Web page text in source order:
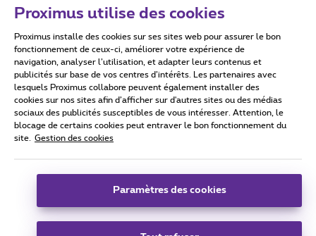
Conditions d'utilisation Accessibility statement
Tous droits réservés. © 2026
Conditions générales, info consommateur
Coordonnées de l’entreprise
Boulevard du Roi Albert II 27 - B-1030 Bruxelles.
Proximus utilise des cookies
Proximus installe des cookies sur ses sites web pour assurer le bon
fonctionnement de ceux-ci, améliorer votre expérience de
navigation, analyser l’utilisation, et adapter leurs contenus et
publicités sur base de vos centres d’intérêts. Les partenaires avec
lesquels Proximus collabore peuvent également installer des
cookies sur nos sites afin d’afficher sur d'autres sites ou des médias
sociaux des publicités susceptibles de vous intéresser. Attention, le
blocage de certains cookies peut entraver le bon fonctionnement du
site.
Gestion des cookies
Paramètres des cookies